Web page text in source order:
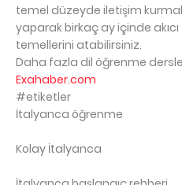
temel düzeyde iletişim
yaparak birkaç ay içinde
temellerini atabilirsiniz.
Daha fazla dil öğrenme
Exahaber.com
#etiketler
İtalyanca öğrenme
Kolay İtalyanca